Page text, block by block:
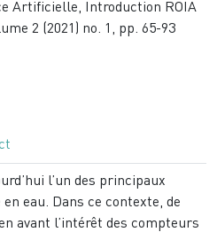
Artificielle, Introduction ROIA
2 (2021) no. 1, pp. 65-93
l’un des principaux
eau. Dans ce contexte, de
avant l’intérêt des compteurs